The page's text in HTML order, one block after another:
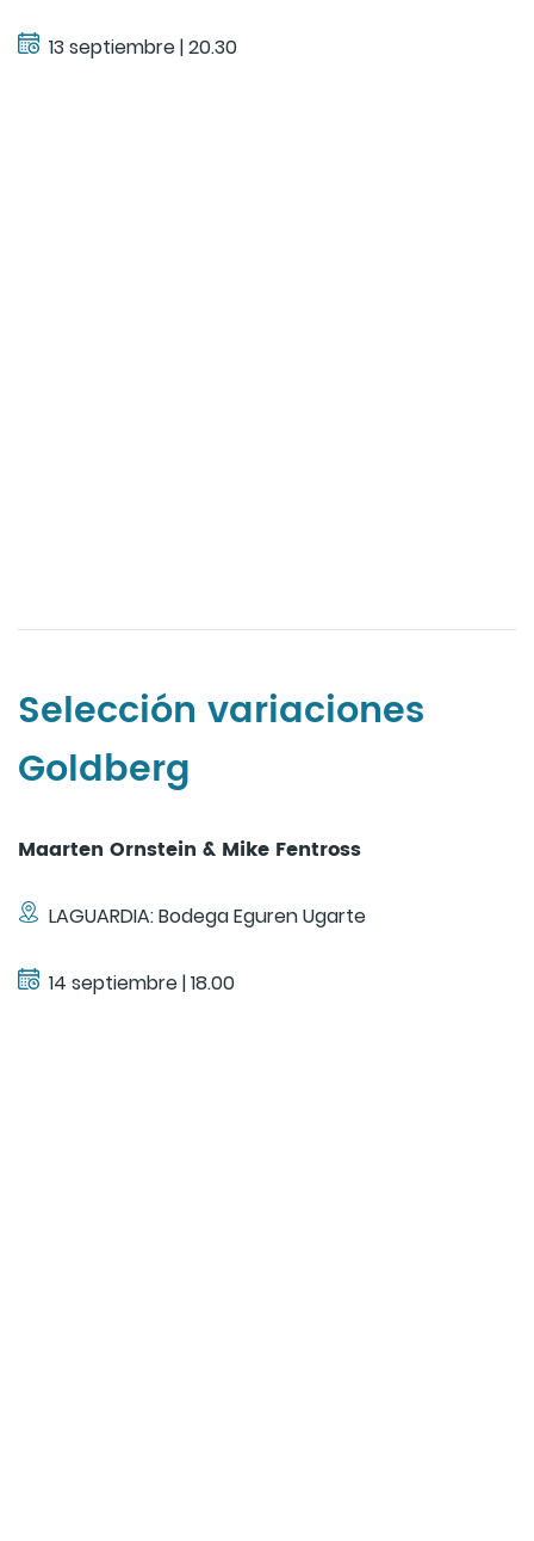
13 septiembre | 20.30
Selección variaciones
Goldberg
Maarten Ornstein & Mike Fentross
LAGUARDIA: Bodega Eguren Ugarte
14 septiembre | 18.00